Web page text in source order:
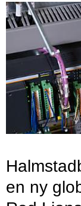
en ny